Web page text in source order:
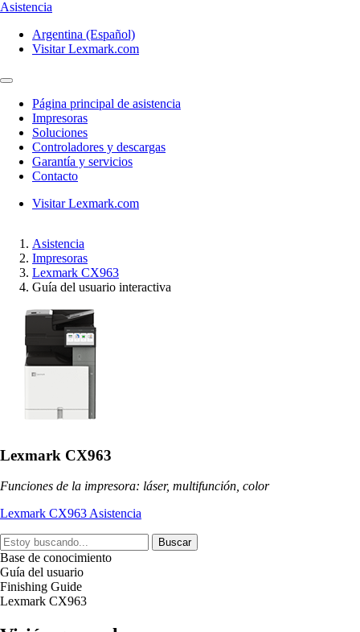
Asistencia
Argentina (Español)
Visitar Lexmark.com
Página principal de asistencia
Impresoras
Soluciones
Controladores y descargas
Garantía y servicios
Contacto
Visitar Lexmark.com
Asistencia
Impresoras
Lexmark CX963
Guía del usuario interactiva
Lexmark CX963
Funciones de la impresora: láser, multifunción, color
Lexmark CX963 Asistencia
Buscar
Base de conocimiento
Guía del usuario
Finishing Guide
Lexmark CX963